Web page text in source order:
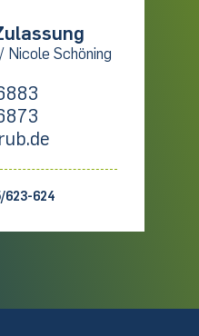
Nicole Schöning
623-624